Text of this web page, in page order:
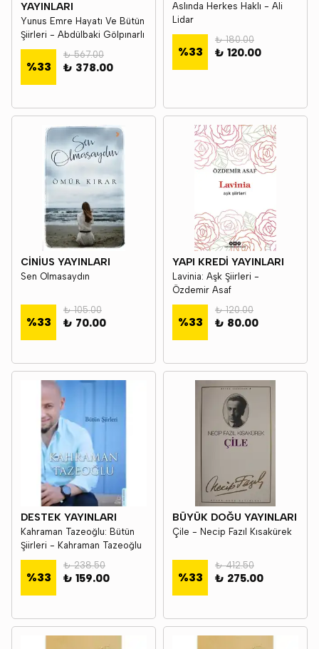
YAYINLARI
Yunus Emre Hayatı Ve Bütün
Şiirleri - Abdülbaki Gölpınarlı
%33
₺ 567.00
₺ 378.00
Aslında Herkes Haklı - Ali
Lidar
%33
₺ 180.00
₺ 120.00
CİNİUS YAYINLARI
Sen Olmasaydın
%33
₺ 105.00
₺ 70.00
YAPI KREDİ YAYINLARI
Lavinia: Aşk Şiirleri -
Özdemir Asaf
%33
₺ 120.00
₺ 80.00
DESTEK YAYINLARI
Kahraman Tazeoğlu: Bütün
Şiirleri - Kahraman Tazeoğlu
%33
₺ 238.50
₺ 159.00
BÜYÜK DOĞU YAYINLARI
Çile - Necip Fazıl Kısakürek
%33
₺ 412.50
₺ 275.00